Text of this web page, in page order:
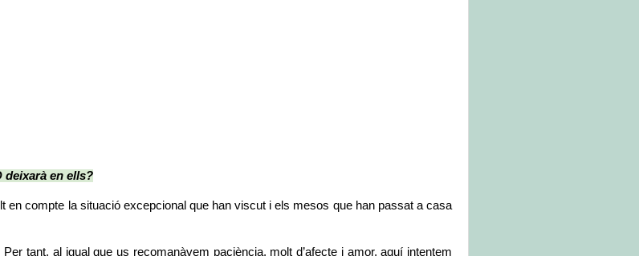
deixarà en ells?
en compte la situació excepcional que han viscut i els mesos que han passat a casa
tant, al igual que us recomanàvem paciència, molt d’afecte i amor, aquí intentem